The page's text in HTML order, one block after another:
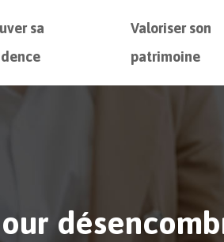
sa
Valoriser son
patrimoine